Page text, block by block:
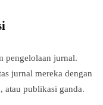
pengelolaan jurnal.
jurnal mereka dengan
atau publikasi ganda.